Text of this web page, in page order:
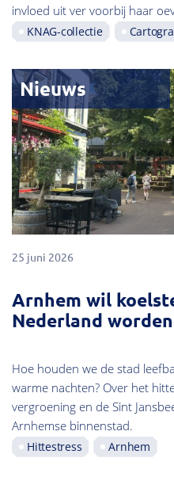
invloed uit ver voorbij haar
KNAG-collectie
Nieuws
25 juni 2026
Arnhem wil
Nederland worden
Hoe houden we de stad
warme nachten? Over het
vergroening en de Sint
Arnhemse binnenstad.
Hittestress Arnhem